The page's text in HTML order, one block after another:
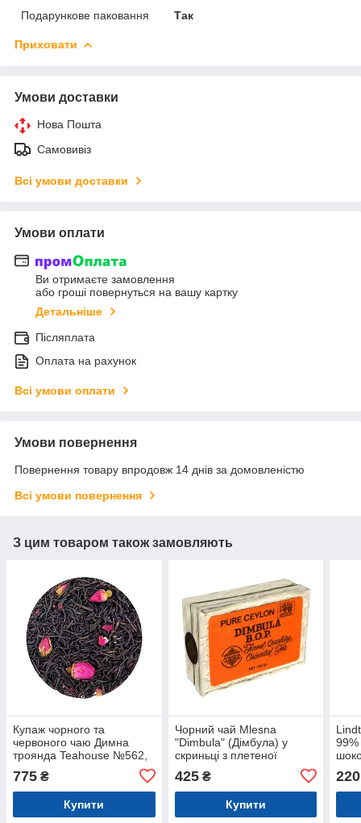
Подарункове паковання
Так
Приховати
Умови доставки
Нова Пошта
Самовивіз
Всі умови доставки
Умови оплати
Ви отримаєте замовлення
або гроші повернуться на вашу картку
Детальніше
Післяплата
Оплата на рахунок
Всі умови оплати
Умови повернення
Повернення товару впродовж 14 днів за домовленістю
Всі умови повернення
З цим товаром також замовляють
Купаж чорного та
червоного чаю Димна
троянда Teahouse №562,
775 ₴
Купити
Чорний чай Mlesna
"Dimbula" (Дімбула) у
скриньці з плетеної
425₴
Купити
220